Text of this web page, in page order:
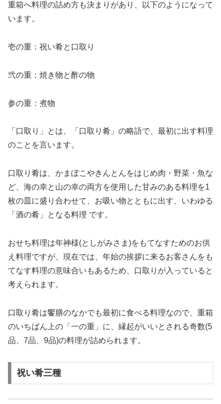
重箱へ料理の詰め方も決まりがあり、以下のようになって
います。
壱の重：祝い肴と口取り
弐の重：焼き物と酢の物
参の重：煮物
「口取り」とは、「口取り肴」の略語で、最初に出す料理
のことを言います。
口取り肴は、かまぼこやきんとんをはじめ肉・野菜・魚な
ど、海の幸と山の幸の両方を使用した甘みのある料理を1
枚の皿に盛り合わせて、お吸い物とともに出す、いわゆる
「酒の肴」となる料理 です。
おせち料理は年神様(としがみさま)をもてなすためのお供
え料理ですが、現在では、年始の挨拶に来るお客さんをも
てなす料理の意味合いもあるため、口取りが入っていると
考えられます。
口取り肴は饗膳のなかでも最初に食べる料理なので、重箱
のいちばん上の「一の重」に、縁起がいいとされる奇数(5
品、7品、9品)の料理が詰められます。
祝い肴三種